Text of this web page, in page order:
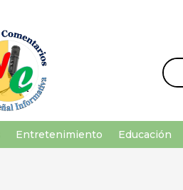
Entretenimiento Educación